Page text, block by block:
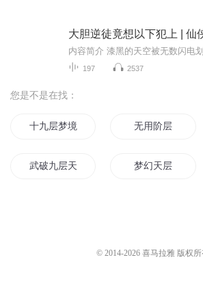
197 2537
您是不是在找：
十九层梦境 无用阶层
武破九层天 梦幻天层
© 2014-2026 喜马拉雅 版权